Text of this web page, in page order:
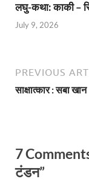
लघु-कथा: काकी –
July 9, 2026
PREVIOUS
साक्षात्कार : सबा खान
7 Comments
टंडन”